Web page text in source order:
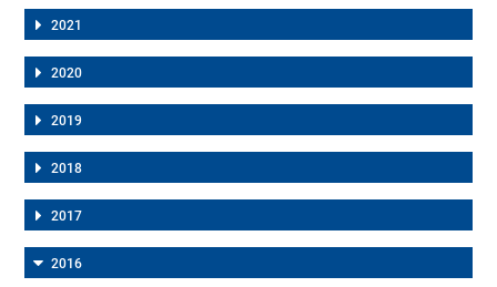
2021
2020
2019
2018
2017
2016